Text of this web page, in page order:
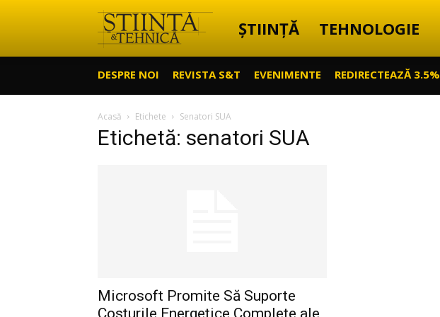
Știință
Tehnică
ȘTIINȚĂ TEHNOLOGIE
DESPRE NOI REVISTA S&T EVENIMENTE REDIRECTEAZĂ 3.5%
Acasă Etichete Senatori SUA
Etichetă: senatori SUA
Microsoft Promite Să Suporte
Costurile Energetice Complete ale